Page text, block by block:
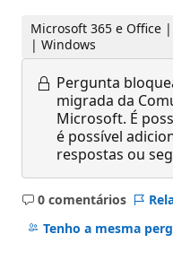
Microsoft 365 e Office
| Windows
Pergunta
migrada da
Microsoft. É
é possível
respostas ou
0 comentários
Sem
comentários
Tenho a mesma